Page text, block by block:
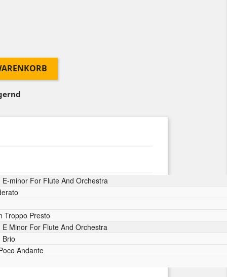
E-minor For Flute And Orchestra
Troppo Presto
E Minor For Flute And Orchestra
Brio
Andante